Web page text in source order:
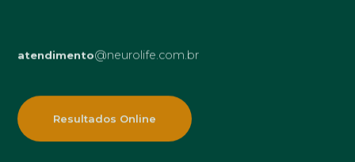
atendimento@neurolife.com.br